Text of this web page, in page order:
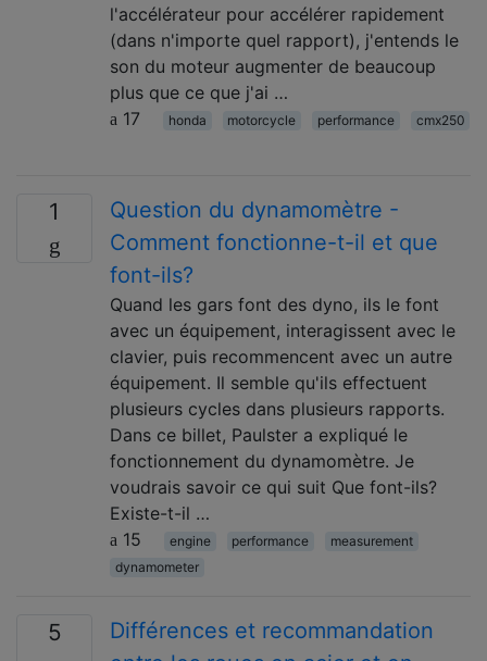
l'accélérateur pour accélérer rapidement
(dans n'importe quel rapport), j'entends le
son du moteur augmenter de beaucoup
plus que ce que j'ai …
17
honda motorcycle performance cmx250
1
Question du dynamomètre -
Comment fonctionne-t-il et que
font-ils?
Quand les gars font des dyno, ils le font
avec un équipement, interagissent avec le
clavier, puis recommencent avec un autre
équipement. Il semble qu'ils effectuent
plusieurs cycles dans plusieurs rapports.
Dans ce billet, Paulster a expliqué le
fonctionnement du dynamomètre. Je
voudrais savoir ce qui suit Que font-ils?
Existe-t-il …
15
engine performance
measurement
dynamometer
5
Différences et recommandation